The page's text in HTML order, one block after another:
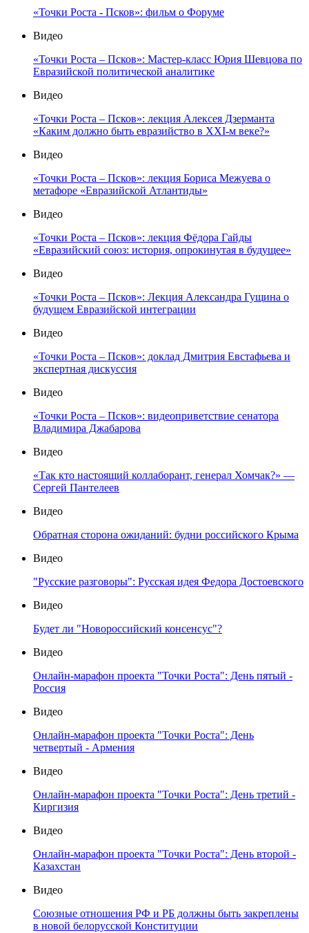
«Точки Роста - Псков»: фильм о Форуме
Видео
«Точки Роста – Псков»: Мастер-класс Юрия Шевцова по
Евразийской политической аналитике
Видео
«Точки Роста – Псков»: лекция Алексея Дзерманта
«Каким должно быть евразийство в XXI-м веке?»
Видео
«Точки Роста – Псков»: лекция Бориса Межуева о
метафоре «Евразийской Атлантиды»
Видео
«Точки Роста – Псков»: лекция Фёдора Гайды
«Евразийский союз: история, опрокинутая в будущее»
Видео
«Точки Роста – Псков»: Лекция Александра Гущина о
будущем Евразийской интеграции
Видео
«Точки Роста – Псков»: доклад Дмитрия Евстафьева и
экспертная дискуссия
Видео
«Точки Роста – Псков»: видеоприветствие сенатора
Владимира Джабарова
Видео
«Так кто настоящий коллаборант, генерал Хомчак?» —
Сергей Пантелеев
Видео
Обратная сторона ожиданий: будни российского Крыма
Видео
"Русские разговоры": Русская идея Федора Достоевского
Видео
Будет ли "Новороссийский консенсус"?
Видео
Онлайн-марафон проекта "Точки Роста": День пятый -
Россия
Видео
Онлайн-марафон проекта "Точки Роста": День
четвертый - Армения
Видео
Онлайн-марафон проекта "Точки Роста": День третий -
Киргизия
Видео
Онлайн-марафон проекта "Точки Роста": День второй -
Казахстан
Видео
Союзные отношения РФ и РБ должны быть закреплены
в новой белорусской Конституции